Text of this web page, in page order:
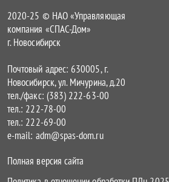
2020-25 © НАО «Управляющая
компания «СПАС-Дом»
г. Новосибирск
Почтовый адрес: 630005, г.
Новосибирск, ул. Мичурина, д.20
тел./факс: (383) 222-63-00
тел.: 222-78-00
тел.: 222-69-00
e-mail: adm@spas-dom.ru
Полная версия сайта